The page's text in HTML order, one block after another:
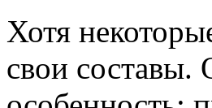
Хотя
свои составы.